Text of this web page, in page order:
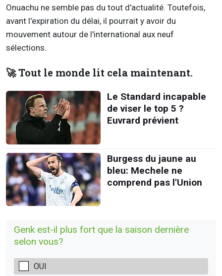
Onuachu ne semble pas du tout d'actualité. Toutefois,
avant l'expiration du délai, il pourrait y avoir du
mouvement autour de l'international aux neuf
sélections.
🚀 Tout le monde lit cela maintenant.
Le Standard incapable
de viser le top 5 ?
Euvrard prévient
Burgess du jaune au
bleu: Mechele ne
comprend pas l'Union
Genk est-il plus fort que la saison dernière
selon vous?
OUI